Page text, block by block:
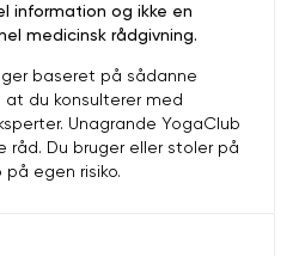
information og ikke en
medicinsk rådgivning.
baseret på sådanne
at du konsulterer med
Unagrande YogaClub
råd. Du bruger eller stoler på
egen risiko.